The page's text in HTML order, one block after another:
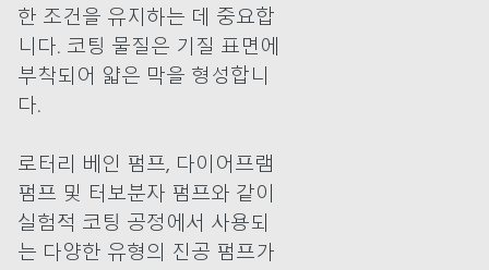
한 조건을 유지하는 데 중요합
니다. 코팅 물질은 기질 표면에
부착되어 얇은 막을 형성합니
다.
로터리 베인 펌프, 다이어프램
펌프 및 터보분자 펌프와 같이
실험적 코팅 공정에서 사용되
는 다양한 유형의 진공 펌프가